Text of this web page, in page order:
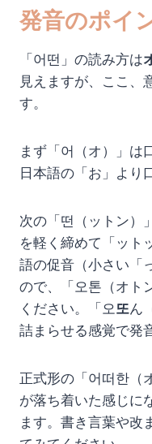
発音のポイ
「어떤」の読み方は
見えますが、ここ、
す。
まず「어（オ）」は
日本語の「お」より
次の「떤（ットン）
を軽く締めて「ット
語の促音（小さい「
ので、「오톤（オト
ください。「오또ん
詰まらせる感覚で発
正式形の「어떠한（
が落ち着いた感じに
ます。書き言葉や改